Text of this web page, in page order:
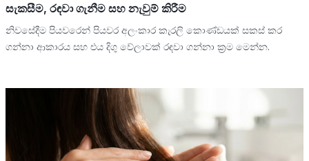
සැකසීම, රඳවා ගැනීම සහ නැවුම් කිරීම
නිවසේදීම පියවරෙන් පියවර අලංකාර කැරලි කොණ්ඩයක් සකස් කර
ගන්නා ආකාරය සහ එය දිගු වේලාවක් රඳවා ගන්නා ක්‍රම මෙන්න.